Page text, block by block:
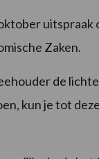
Zaken.
de
kun je tot